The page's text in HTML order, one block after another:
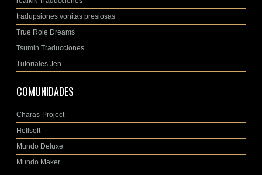
tradupsiones vonitas presiosas
True Role Dreams
Tsumin Traducciones
Tutoriales Jen
COMUNIDADES
Charas-Project
Hellsoft
Mundo Deluxe
Mundo Maker